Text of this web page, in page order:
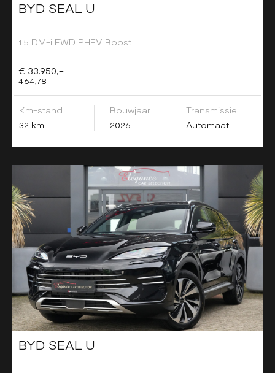
BYD SEAL U
1.5 DM-i FWD PHEV Boost
€ 33.950,-
464,78
Km-stand
32 km
Bouwjaar
2026
Transmissie
Automaat
BYD SEAL U